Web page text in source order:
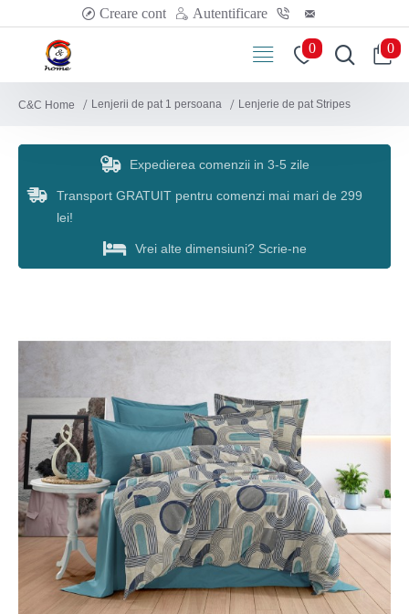
Creare cont Autentificare
0 0
C&C Home Lenjerii de pat 1 persoana Lenjerie de pat Stripes
Expedierea comenzii in 3-5 zile
Transport GRATUIT pentru comenzi mai mari de 299
lei!
Vrei alte dimensiuni? Scrie-ne